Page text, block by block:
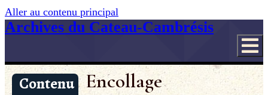
Aller au contenu principal
Archives du Cateau-Cambrésis
Contenu Encollage